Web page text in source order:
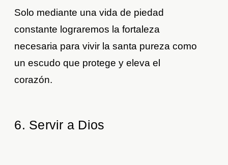
Solo mediante una vida de piedad
constante lograremos la fortaleza
necesaria para vivir la santa pureza como
un escudo que protege y eleva el
corazón.
6. Servir a Dios